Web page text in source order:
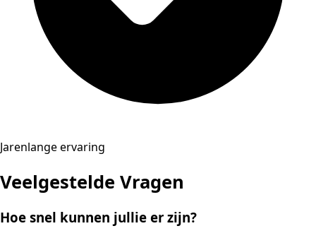
Jarenlange ervaring
Veelgestelde Vragen
Hoe snel kunnen jullie er zijn?